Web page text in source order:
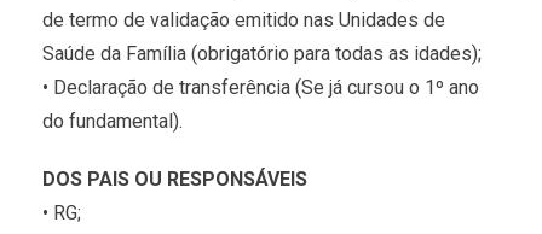
de termo de validação emitido nas Unidades de
Saúde da Família (obrigatório para todas as idades);
• Declaração de transferência (Se já cursou o 1º ano
do fundamental).
DOS PAIS OU RESPONSÁVEIS
• RG;